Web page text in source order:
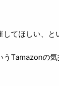
てほしい、と
Tamazonの気